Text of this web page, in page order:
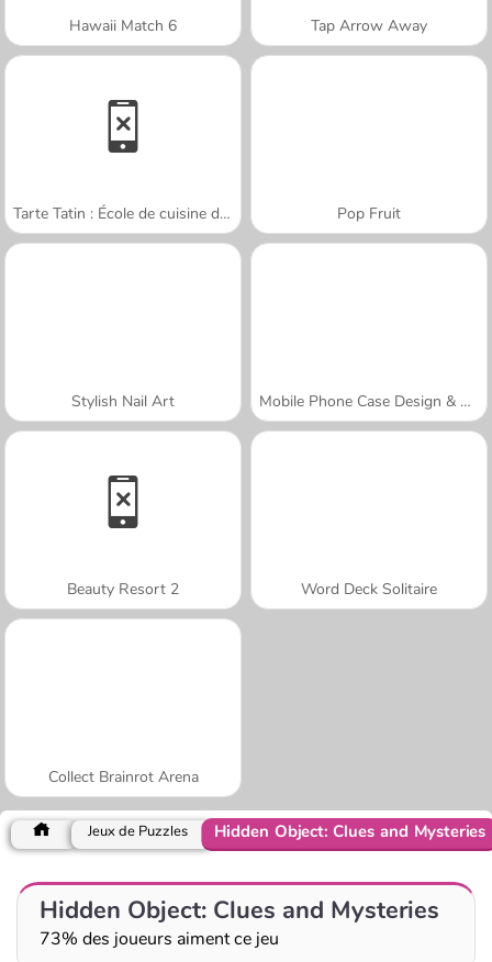
Hawaii Match 6 Tap Arrow Away
Tarte Tatin : École de cuisine de Sara Pop Fruit
Stylish Nail Art Mobile Phone Case Design & DIY
Beauty Resort 2 Word Deck Solitaire
Collect Brainrot Arena
Jeux de Puzzles Hidden Object: Clues and Mysteries
Hidden Object: Clues and Mysteries
73% des joueurs aiment ce jeu